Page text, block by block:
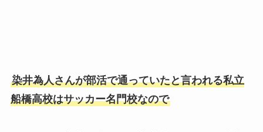
染井為人さんが部活で通っていたと言われる私立
船橋高校はサッカー名門校なので